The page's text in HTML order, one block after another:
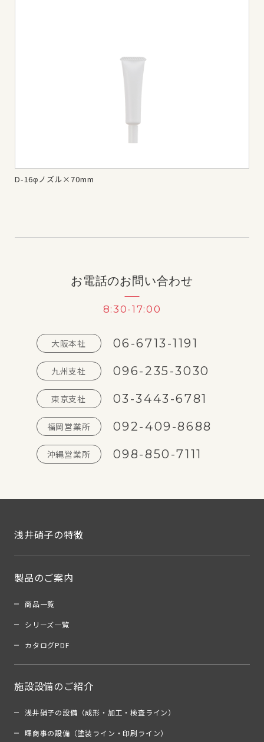
D-16φノズル×70mm
お電話のお問い合わせ
8:30-17:00
大阪本社 06-6713-1191
九州支社 096-235-3030
東京支社 03-3443-6781
福岡営業所 092-409-8688
沖縄営業所 098-850-7111
浅井硝子の特徴
製品のご案内
商品一覧
シリーズ一覧
カタログPDF
施設設備のご紹介
浅井硝子の設備（成形・加工・検査ライン）
暉商事の設備（塗装ライン・印刷ライン）